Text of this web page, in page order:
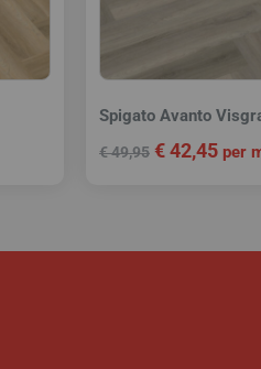
Spigato Avanto
€49,95 €42,45 per